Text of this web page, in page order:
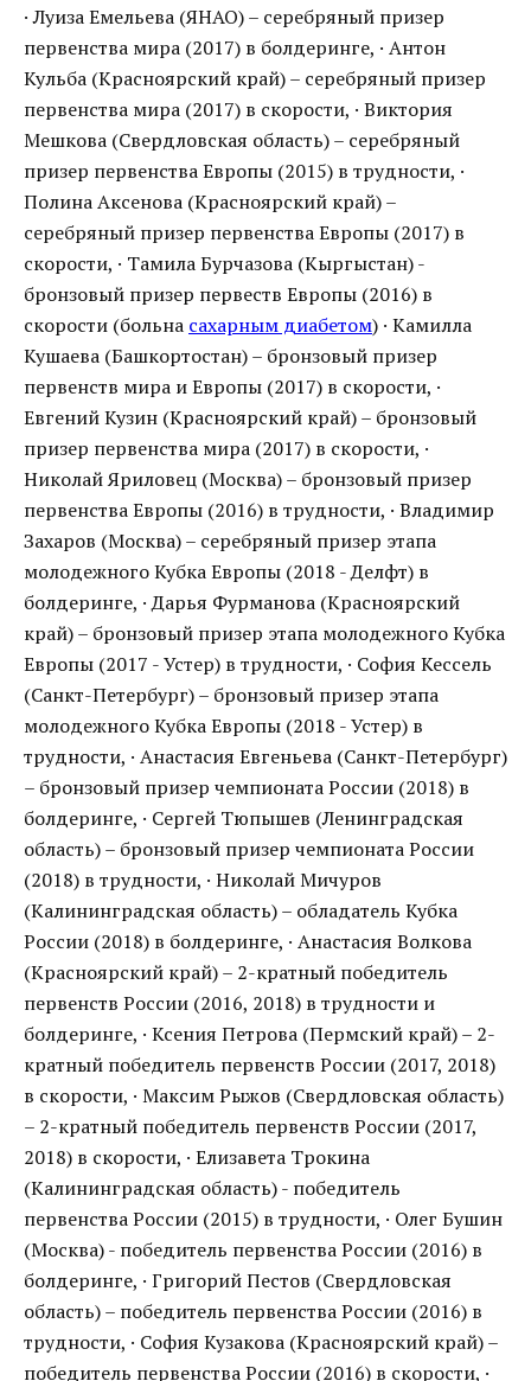
· Луиза Емельева (ЯНАО) – серебряный призер
первенства мира (2017) в болдеринге, · Антон
Кульба (Красноярский край) – серебряный призер
первенства мира (2017) в скорости, · Виктория
Мешкова (Свердловская область) – серебряный
призер первенства Европы (2015) в трудности, ·
Полина Аксенова (Красноярский край) –
серебряный призер первенства Европы (2017) в
скорости, · Тамила Бурчазова (Кыргыстан) -
бронзовый призер первеств Европы (2016) в
скорости (больна сахарным диабетом) · Камилла
Кушаева (Башкортостан) – бронзовый призер
первенств мира и Европы (2017) в скорости, ·
Евгений Кузин (Красноярский край) – бронзовый
призер первенства мира (2017) в скорости, ·
Николай Яриловец (Москва) – бронзовый призер
первенства Европы (2016) в трудности, · Владимир
Захаров (Москва) – серебряный призер этапа
молодежного Кубка Европы (2018 - Делфт) в
болдеринге, · Дарья Фурманова (Красноярский
край) – бронзовый призер этапа молодежного Кубка
Европы (2017 - Устер) в трудности, · София Кессель
(Санкт-Петербург) – бронзовый призер этапа
молодежного Кубка Европы (2018 - Устер) в
трудности, · Анастасия Евгеньева (Санкт-Петербург)
– бронзовый призер чемпионата России (2018) в
болдеринге, · Сергей Тюпышев (Ленинградская
область) – бронзовый призер чемпионата России
(2018) в трудности, · Николай Мичуров
(Калининградская область) – обладатель Кубка
России (2018) в болдеринге, · Анастасия Волкова
(Красноярский край) – 2-кратный победитель
первенств России (2016, 2018) в трудности и
болдеринге, · Ксения Петрова (Пермский край) – 2-
кратный победитель первенств России (2017, 2018)
в скорости, · Максим Рыжов (Свердловская область)
– 2-кратный победитель первенств России (2017,
2018) в скорости, · Елизавета Трокина
(Калининградская область) - победитель
первенства России (2015) в трудности, · Олег Бушин
(Москва) - победитель первенства России (2016) в
болдеринге, · Григорий Пестов (Свердловская
область) – победитель первенства России (2016) в
трудности, · София Кузакова (Красноярский край) –
победитель первенства России (2016) в скорости, ·